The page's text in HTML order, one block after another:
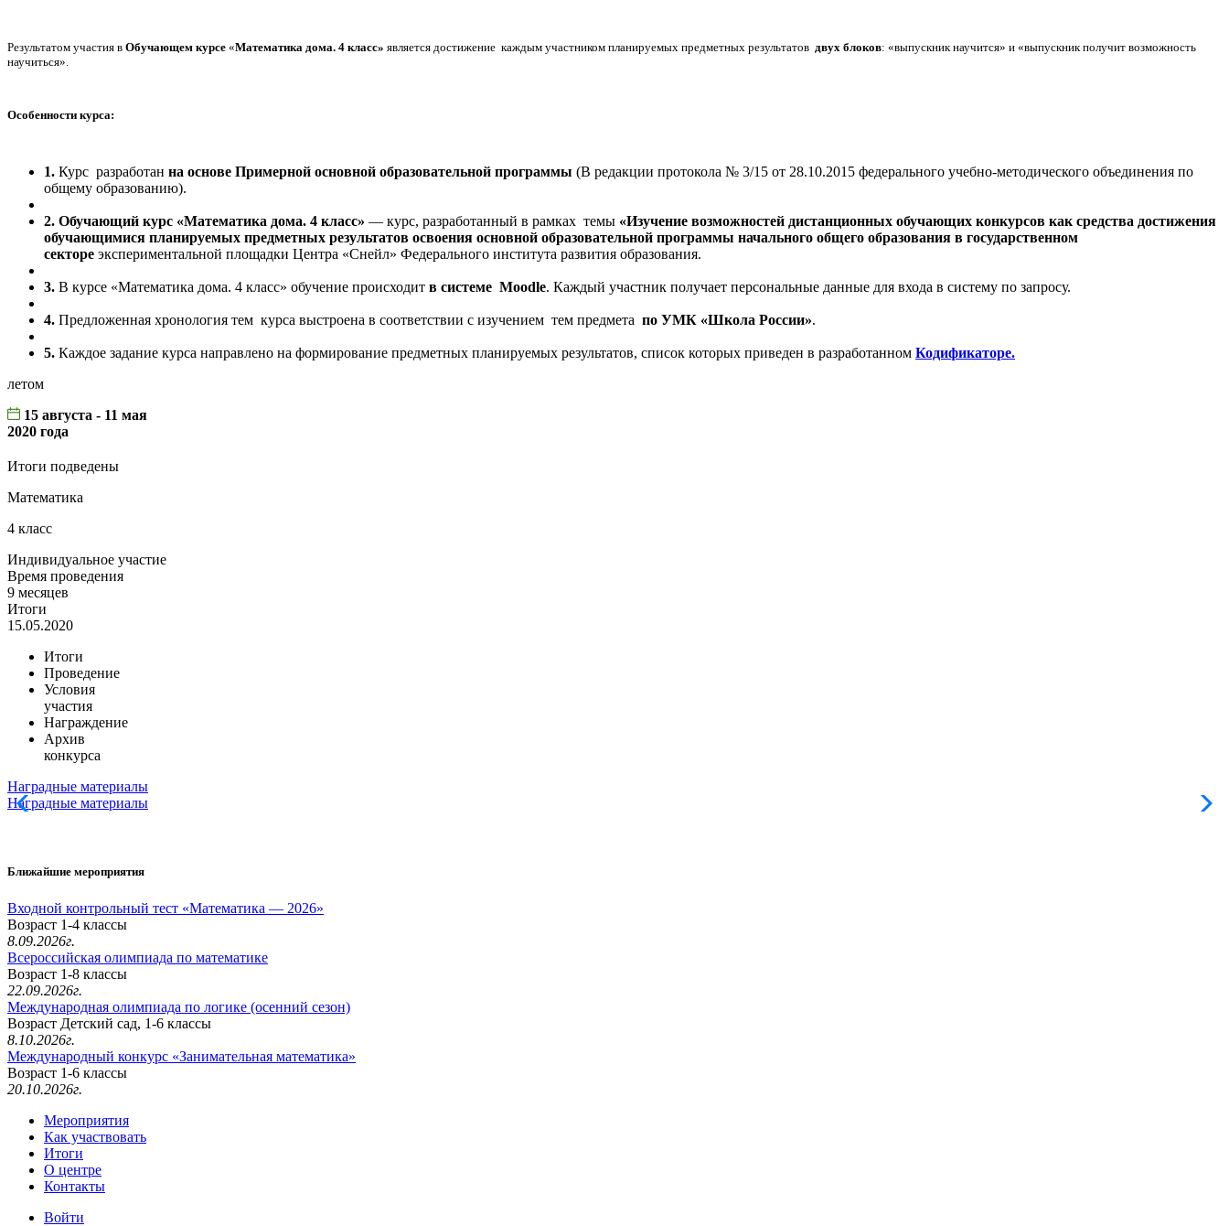
Результатом участия в Обучающем курсе «Математика дома. 4 класс» является достижение каждым участником планируемых предметных результатов двух блоков: «выпускник научится» и «выпускник получит возможность
научиться».
Особенности курса:
1. Курс разработан на основе Примерной основной образовательной программы (В редакции протокола № 3/15 от 28.10.2015 федерального учебно-методического объединения по
общему образованию).
2. Обучающий курс «Математика дома. 4 класс» — курс, разработанный в рамках темы «Изучение возможностей дистанционных обучающих конкурсов как средства достижения
обучающимися планируемых предметных результатов освоения основной образовательной программы начального общего образования в государственном
секторе экспериментальной площадки Центра «Снейл» Федерального института развития образования.
3. В курсе «Математика дома. 4 класс» обучение происходит в системе Moodle. Каждый участник получает персональные данные для входа в систему по запросу.
4. Предложенная хронология тем курса выстроена в соответствии с изучением тем предмета по УМК «Школа России».
5. Каждое задание курса направлено на формирование предметных планируемых результатов, список которых приведен в разработанном Кодификаторе.
летом
15 августа - 11 мая
2020 года
Итоги подведены
Математика
4 класс
Индивидуальное участие
Время проведения
9 месяцев
Итоги
15.05.2020
Итоги
Проведение
Условия
участия
Награждение
Архив
конкурса
Наградные материалы
Наградные материалы
Ближайшие мероприятия
Входной контрольный тест «Математика — 2026»
Возраст 1-4 классы
8.09.2026г.
Всероссийская олимпиада по математике
Возраст 1-8 классы
22.09.2026г.
Международная олимпиада по логике (осенний сезон)
Возраст Детский сад, 1-6 классы
8.10.2026г.
Международный конкурс «Занимательная математика»
Возраст 1-6 классы
20.10.2026г.
Мероприятия
Как участвовать
Итоги
О центре
Контакты
Войти